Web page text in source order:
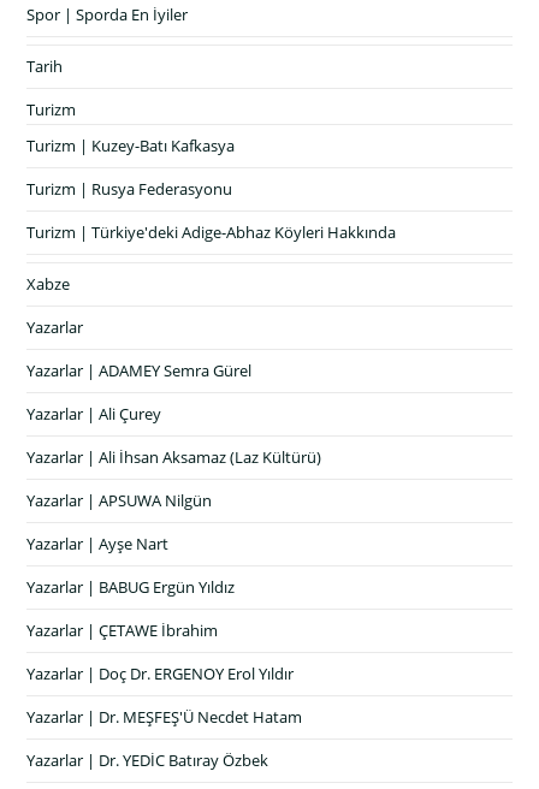
Spor | Sporda En İyiler
Tarih
Turizm
Turizm | Kuzey-Batı Kafkasya
Turizm | Rusya Federasyonu
Turizm | Türkiye'deki Adige-Abhaz Köyleri Hakkında
Xabze
Yazarlar
Yazarlar | ADAMEY Semra Gürel
Yazarlar | Ali Çurey
Yazarlar | Ali İhsan Aksamaz (Laz Kültürü)
Yazarlar | APSUWA Nilgün
Yazarlar | Ayşe Nart
Yazarlar | BABUG Ergün Yıldız
Yazarlar | ÇETAWE İbrahim
Yazarlar | Doç Dr. ERGENOY Erol Yıldır
Yazarlar | Dr. MEŞFEŞ'Ü Necdet Hatam
Yazarlar | Dr. YEDİC Batıray Özbek